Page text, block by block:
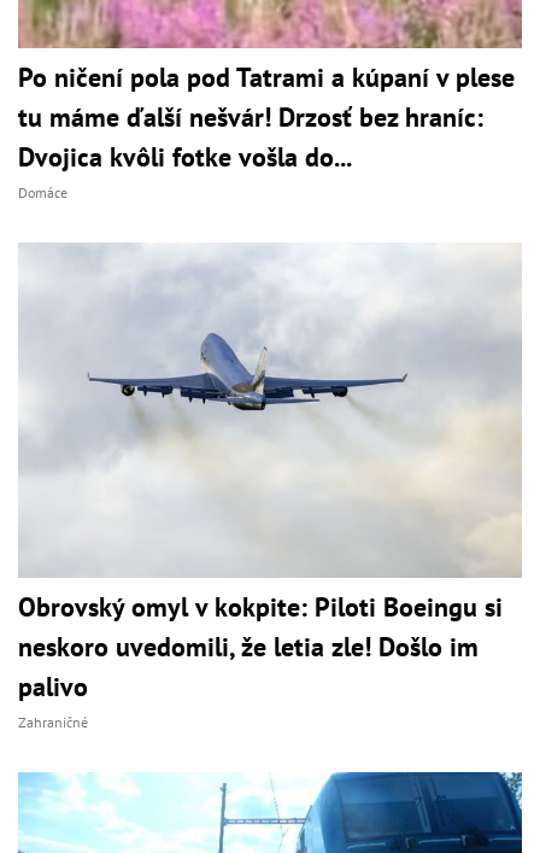
Po ničení pola pod Tatrami a kúpaní v plese
tu máme ďalší nešvár! Drzosť bez hraníc:
Dvojica kvôli fotke vošla do...
Domáce
Obrovský omyl v kokpite: Piloti Boeingu si
neskoro uvedomili, že letia zle! Došlo im
palivo
Zahraničné